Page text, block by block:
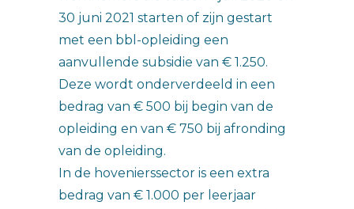
30 juni 2021 starten of zijn gestart
met een bbl-opleiding een
aanvullende subsidie van € 1.250.
Deze wordt onderverdeeld in een
bedrag van € 500 bij begin van de
opleiding en van € 750 bij afronding
van de opleiding.
In de hovenierssector is een extra
bedrag van € 1.000 per leerjaar